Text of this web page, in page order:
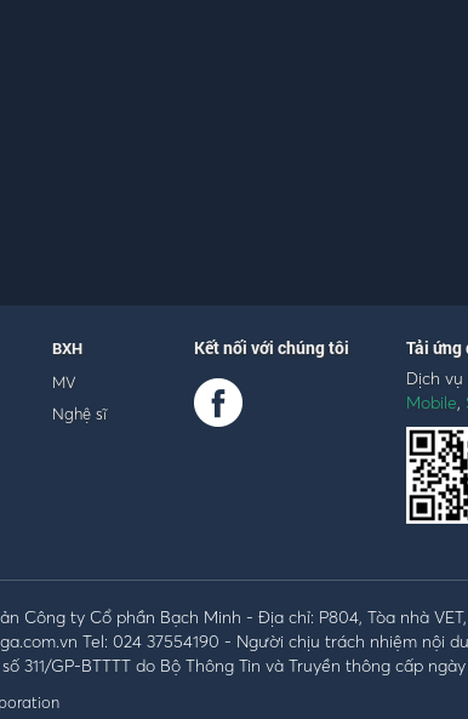
BXH
MV
Nghệ sĩ
Kết nối với chúng tôi Tải ứng
Dịch
Mobile,
Công ty Cổ phần Bạch Minh - Địa chỉ: P804, Tòa nhà
Tel: 024 37554190 - Người chịu trách nhiệm nội
311/GP-BTTTT do Bộ Thông Tin và Truyền thông cấp